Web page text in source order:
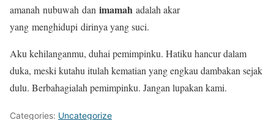
amanah nubuwah dan imamah adalah akar
yang menghidupi dirinya yang suci.
Aku kehilanganmu, duhai pemimpinku. Hatiku hancur dalam
duka, meski kutahu itulah kematian yang engkau dambakan sejak
dulu. Berbahagialah pemimpinku. Jangan lupakan kami.
Categories: Uncategorize